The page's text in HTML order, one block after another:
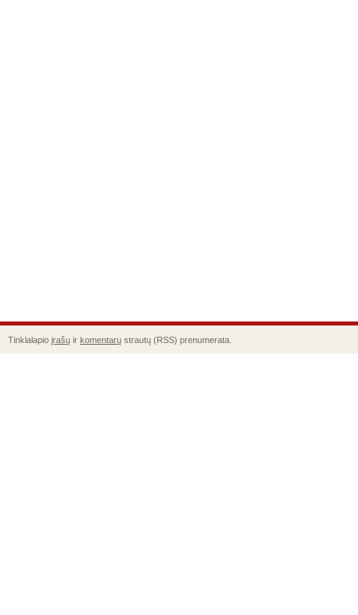
Tinklalapio įrašų ir komentarų strautų (RSS) prenumerata.